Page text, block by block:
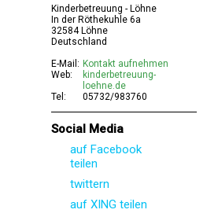
Kinderbetreuung - Löhne
In der Röthekuhle 6a
32584 Löhne
Deutschland
E-Mail: Kontakt aufnehmen
Web:
kinderbetreuung-
loehne.de
Tel:
05732/983760
Social Media
auf Facebook
teilen
twittern
auf XING teilen